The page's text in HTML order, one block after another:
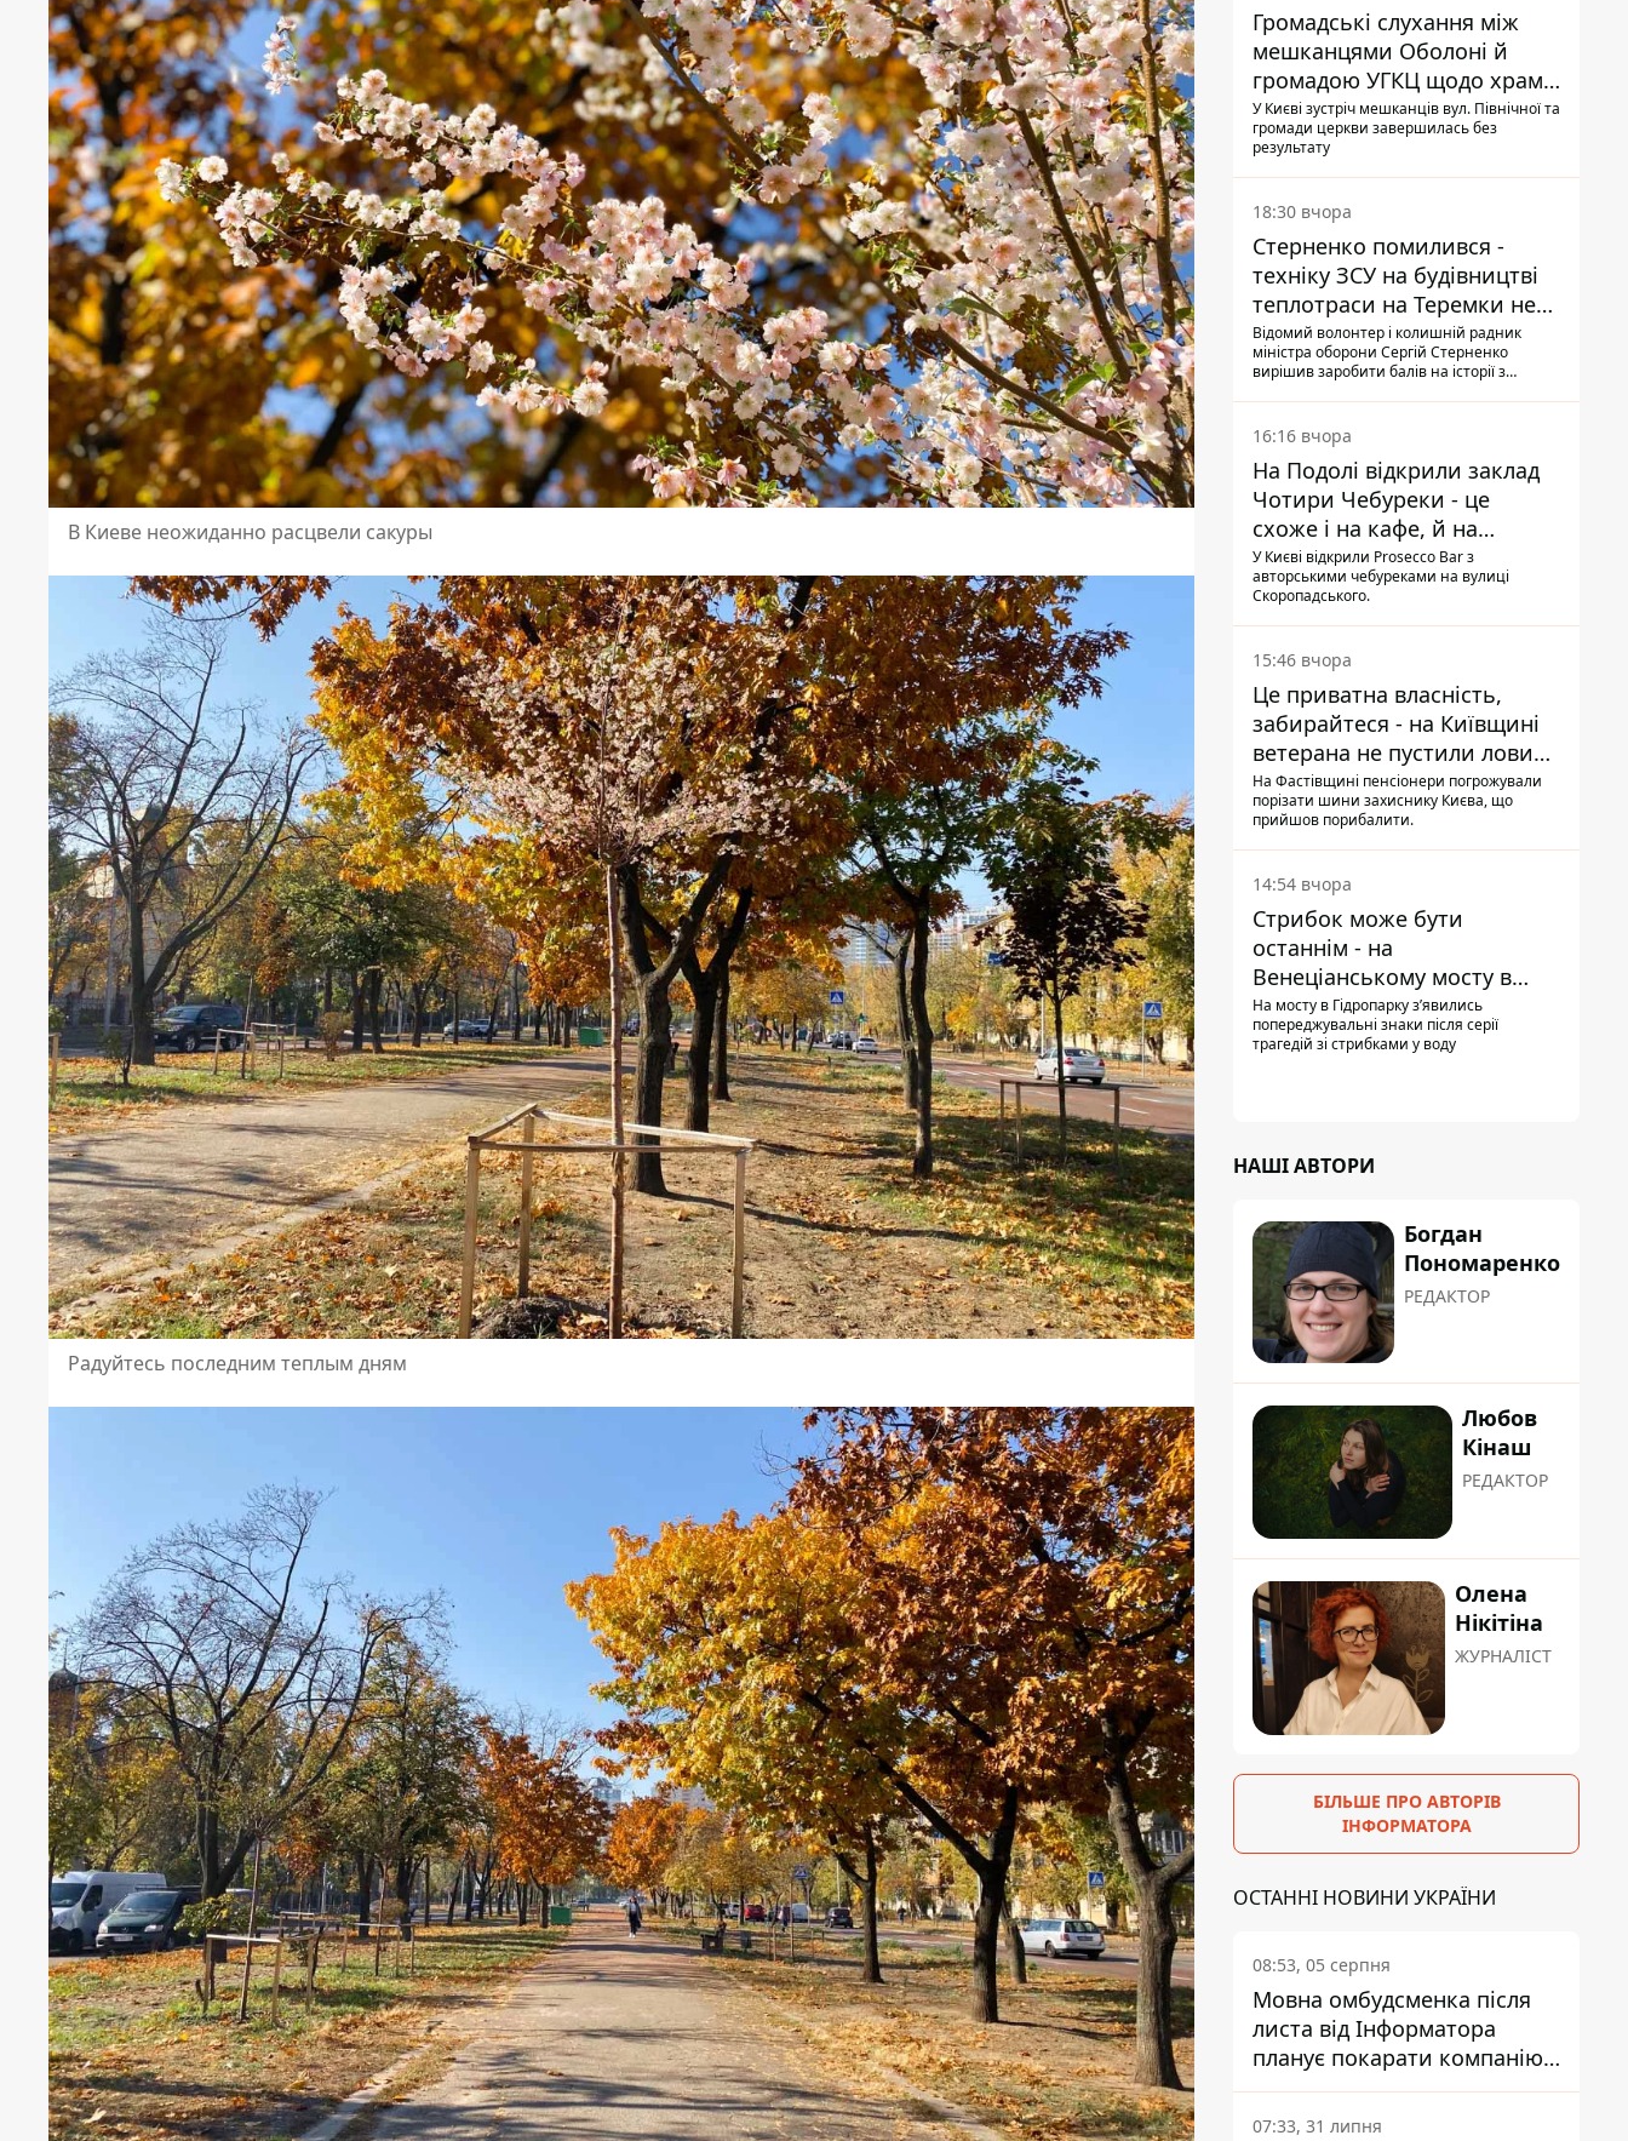
В Киеве неожиданно расцвели сакуры
Радуйтесь последним теплым дням
Громадські слухання між
мешканцями Оболоні й
громадою УГКЦ щодо храму
зірвалися
У Києві зустріч мешканців вул. Північної та
громади церкви завершилась без
результату
18:30 вчора
Стерненко помилився -
техніку ЗСУ на будівництві
теплотраси на Теремки не
задіяли
Відомий волонтер і колишній радник
міністра оборони Сергій Стерненко
вирішив заробити балів на історії з
ЗСУ", втім, це виявилося неправдою
16:16 вчора
На Подолі відкрили заклад
Чотири Чебуреки - це
схоже і на кафе, й на
фастфуд
У Києві відкрили Prosecco Bar з
авторськими чебуреками на вулиці
Скоропадського.
15:46 вчора
Це приватна власність,
забирайтеся - на Київщині
ветерана не пустили ловити
рибу в озері
На Фастівщині пенсіонери погрожували
порізати шини захиснику Києва, що
прийшов порибалити.
14:54 вчора
Стрибок може бути
останнім - на
Венеціанському мосту в
Гідропарку встановили
таблички для відчайдухів
На мосту в Гідропарку зʼявились
попереджувальні знаки після серії
трагедій зі стрибками у воду
НАШІ АВТОРИ
Богдан
Пономаренко
РЕДАКТОР
Любов
Кінаш
РЕДАКТОР
Олена
Нікітіна
ЖУРНАЛІСТ
БІЛЬШЕ ПРО АВТОРІВ
ІНФОРМАТОРА
ОСТАННІ НОВИНИ УКРАЇНИ
08:53, 05 серпня
Мовна омбудсменка після
листа від Інформатора
планує покарати компанію-
підрядника ПриватБанку
07:33, 31 липня